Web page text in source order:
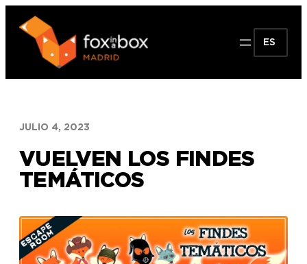
Saltar
contenido
ES
JULIO 4, 2023
VUELVEN LOS FINDES
TEMÁTICOS